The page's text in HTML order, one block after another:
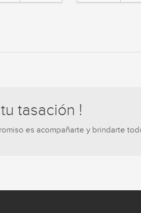
tasación !
es acompañarte y brindarte